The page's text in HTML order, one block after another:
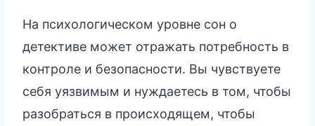
На психологическом уровне сон о
детективе может отражать потребность в
контроле и безопасности. Вы чувствуете
себя уязвимым и нуждаетесь в том, чтобы
разобраться в происходящем, чтобы